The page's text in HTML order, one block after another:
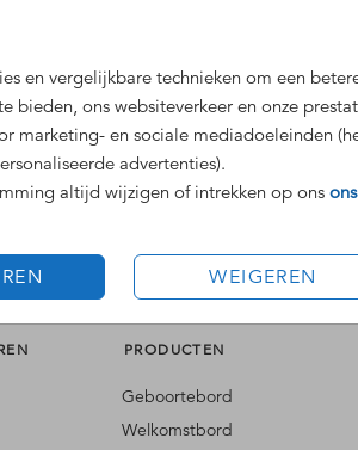
en vergelijkbare technieken om een
bieden, ons websiteverkeer en onze
marketing- en sociale mediadoeleinden
advertenties).
altijd wijzigen of intrekken op ons ons
WEIGEREN
PRODUCTEN
Geboortebord
Welkomstbord